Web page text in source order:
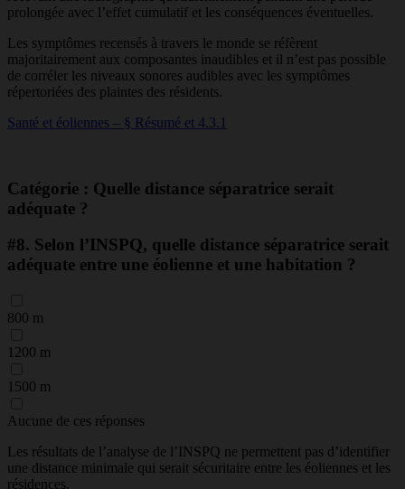
prolongée avec l’effet cumulatif et les conséquences éventuelles.
Les symptômes recensés à travers le monde se réfèrent
majoritairement aux composantes inaudibles et il n’est pas possible
de corréler les niveaux sonores audibles avec les symptômes
répertoriées des plaintes des résidents.
Santé et éoliennes – § Résumé et 4.3.1
Catégorie : Quelle distance séparatrice serait
adéquate ?
#8. Selon l’INSPQ, quelle distance séparatrice serait
adéquate entre une éolienne et une habitation ?
800 m
1200 m
1500 m
Aucune de ces réponses
Les résultats de l’analyse de l’INSPQ ne permettent pas d’identifier
une distance minimale qui serait sécuritaire entre les éoliennes et les
résidences.